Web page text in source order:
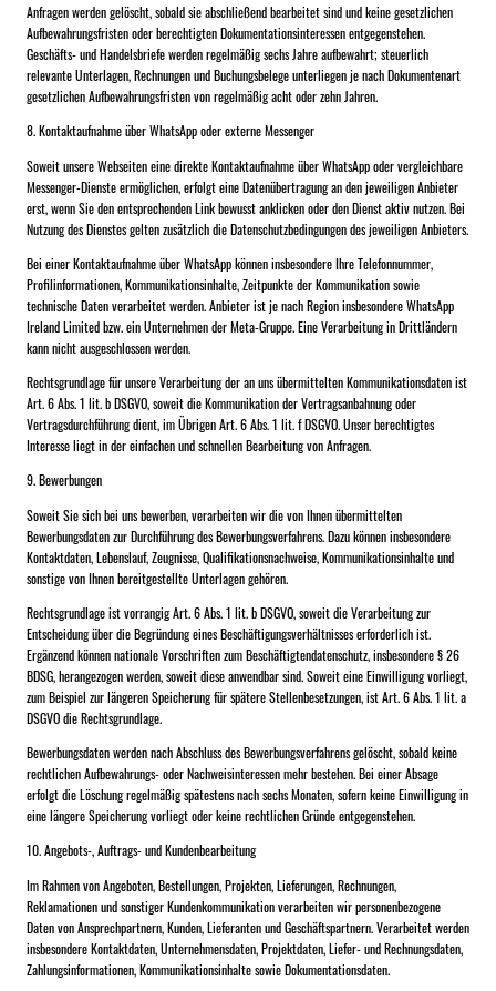
Anfragen werden gelöscht, sobald sie abschließend bearbeitet sind und keine gesetzlichen
Aufbewahrungsfristen oder berechtigten Dokumentationsinteressen entgegenstehen.
Geschäfts- und Handelsbriefe werden regelmäßig sechs Jahre aufbewahrt; steuerlich
relevante Unterlagen, Rechnungen und Buchungsbelege unterliegen je nach Dokumentenart
gesetzlichen Aufbewahrungsfristen von regelmäßig acht oder zehn Jahren.
8. Kontaktaufnahme über WhatsApp oder externe Messenger
Soweit unsere Webseiten eine direkte Kontaktaufnahme über WhatsApp oder vergleichbare
Messenger-Dienste ermöglichen, erfolgt eine Datenübertragung an den jeweiligen Anbieter
erst, wenn Sie den entsprechenden Link bewusst anklicken oder den Dienst aktiv nutzen. Bei
Nutzung des Dienstes gelten zusätzlich die Datenschutzbedingungen des jeweiligen Anbieters.
Bei einer Kontaktaufnahme über WhatsApp können insbesondere Ihre Telefonnummer,
Profilinformationen, Kommunikationsinhalte, Zeitpunkte der Kommunikation sowie
technische Daten verarbeitet werden. Anbieter ist je nach Region insbesondere WhatsApp
Ireland Limited bzw. ein Unternehmen der Meta-Gruppe. Eine Verarbeitung in Drittländern
kann nicht ausgeschlossen werden.
Rechtsgrundlage für unsere Verarbeitung der an uns übermittelten Kommunikationsdaten ist
Art. 6 Abs. 1 lit. b DSGVO, soweit die Kommunikation der Vertragsanbahnung oder
Vertragsdurchführung dient, im Übrigen Art. 6 Abs. 1 lit. f DSGVO. Unser berechtigtes
Interesse liegt in der einfachen und schnellen Bearbeitung von Anfragen.
9. Bewerbungen
Soweit Sie sich bei uns bewerben, verarbeiten wir die von Ihnen übermittelten
Bewerbungsdaten zur Durchführung des Bewerbungsverfahrens. Dazu können insbesondere
Kontaktdaten, Lebenslauf, Zeugnisse, Qualifikationsnachweise, Kommunikationsinhalte und
sonstige von Ihnen bereitgestellte Unterlagen gehören.
Rechtsgrundlage ist vorrangig Art. 6 Abs. 1 lit. b DSGVO, soweit die Verarbeitung zur
Entscheidung über die Begründung eines Beschäftigungsverhältnisses erforderlich ist.
Ergänzend können nationale Vorschriften zum Beschäftigtendatenschutz, insbesondere § 26
BDSG, herangezogen werden, soweit diese anwendbar sind. Soweit eine Einwilligung vorliegt,
zum Beispiel zur längeren Speicherung für spätere Stellenbesetzungen, ist Art. 6 Abs. 1 lit. a
DSGVO die Rechtsgrundlage.
Bewerbungsdaten werden nach Abschluss des Bewerbungsverfahrens gelöscht, sobald keine
rechtlichen Aufbewahrungs- oder Nachweisinteressen mehr bestehen. Bei einer Absage
erfolgt die Löschung regelmäßig spätestens nach sechs Monaten, sofern keine Einwilligung in
eine längere Speicherung vorliegt oder keine rechtlichen Gründe entgegenstehen.
10. Angebots-, Auftrags- und Kundenbearbeitung
Im Rahmen von Angeboten, Bestellungen, Projekten, Lieferungen, Rechnungen,
Reklamationen und sonstiger Kundenkommunikation verarbeiten wir personenbezogene
Daten von Ansprechpartnern, Kunden, Lieferanten und Geschäftspartnern. Verarbeitet werden
insbesondere Kontaktdaten, Unternehmensdaten, Projektdaten, Liefer- und Rechnungsdaten,
Zahlungsinformationen, Kommunikationsinhalte sowie Dokumentationsdaten.